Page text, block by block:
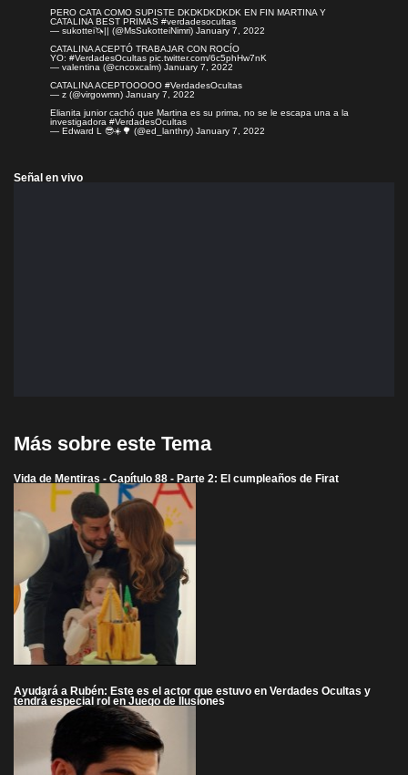
PERO CATA COMO SUPISTE DKDKDKDKDK EN FIN MARTINA Y
CATALINA BEST PRIMAS #verdadesocultas
— sukottei🦄|| (@MsSukotteiNimri) January 7, 2022
CATALINA ACEPTÓ TRABAJAR CON ROCÍO
YO: #VerdadesOcultas pic.twitter.com/6c5phHw7nK
— valentina (@cncoxcalm) January 7, 2022
CATALINA ACEPTOOOOO #VerdadesOcultas
— z (@virgowmn) January 7, 2022
Elianita junior cachó que Martina es su prima, no se le escapa una a la
investigadora #VerdadesOcultas
— Edward L 😎☀️🌳 (@ed_lanthry) January 7, 2022
Señal en vivo
Más sobre este Tema
Vida de Mentiras - Capítulo 88 - Parte 2: El cumpleaños de Firat
Ayudará a Rubén: Este es el actor que estuvo en Verdades Ocultas y
tendrá especial rol en Juego de Ilusiones